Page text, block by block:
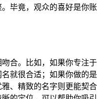
毕竟，观众的喜好是你账
合。比如，如果你专注于
就很合适；如果你做的是
、精致的名字则更能契合